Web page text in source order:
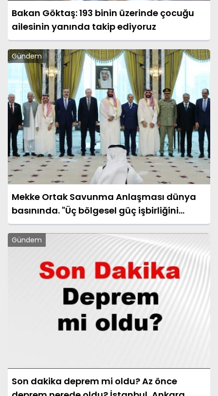
Bakan Göktaş: 193 binin üzerinde çocuğu
ailesinin yanında takip ediyoruz
Gündem
Mekke Ortak Savunma Anlaşması dünya
basınında. "Üç bölgesel güç işbirliğini
pekiştirdi"
Gündem
Son dakika deprem mi oldu? Az önce